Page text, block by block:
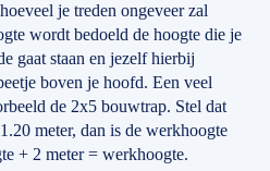
je treden ongeveer zal
wordt bedoeld de hoogte die je
gaat staan en jezelf hierbij
boven je hoofd. Een veel
de 2x5 bouwtrap. Stel dat
meter, dan is de werkhoogte
+ 2 meter = werkhoogte.